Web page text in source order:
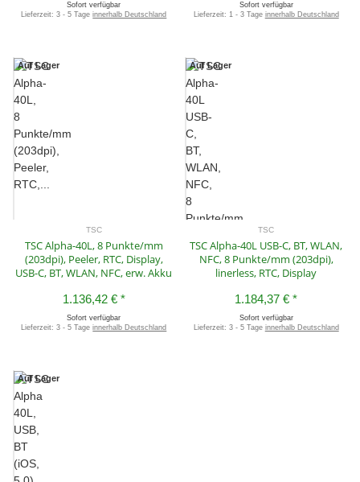
Sofort verfügbar
Lieferzeit:3 - 5 Tageinnerhalb Deutschland
Sofort verfügbar
Lieferzeit: 1 - 3 Tage innerhalb Deutschland
Auf Lager
TSC
TSC Alpha-40L, 8 Punkte/mm
(203dpi), Peeler, RTC, Display,
USB-C, BT, WLAN, NFC, erw. Akku
1.136,42 € *
Sofort verfügbar
Lieferzeit:3 - 5 Tageinnerhalb Deutschland
Auf Lager
TSC
TSC Alpha-40L USB-C, BT, WLAN,
NFC, 8 Punkte/mm (203dpi),
linerless, RTC, Display
1.184,37 €*
Sofort verfügbar
Lieferzeit: 3 - 5 Tage innerhalb Deutschland
Auf Lager